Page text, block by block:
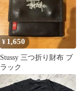
¥ 1,650
Stussy 三つ折り財布 ブ
ラック